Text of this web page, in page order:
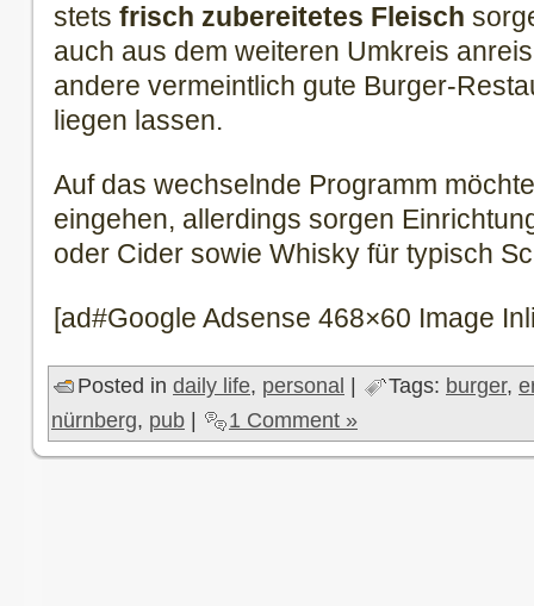
stets frisch zubereitetes Fleisch
auch aus dem weiteren Umkreis
andere vermeintlich gute Burger-
liegen lassen.
Auf das wechselnde Programm
eingehen, allerdings sorgen
oder Cider sowie Whisky für typisch
[ad#Google Adsense 468×60 Image
Posted in daily life, personal Tags: burger,
nürnberg, pub 1 Comment »